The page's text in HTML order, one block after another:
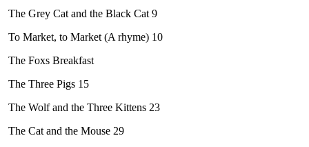
The Grey Cat and the Black Cat 9
To Market, to Market (A rhyme) 10
The Foxs Breakfast
The Three Pigs 15
The Wolf and the Three Kittens 23
The Cat and the Mouse 29